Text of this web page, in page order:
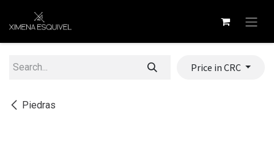
Piedras
Price in CRC